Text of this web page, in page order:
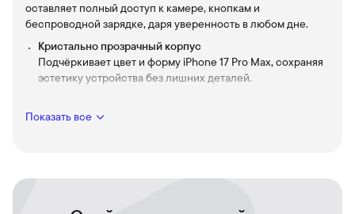
оставляет полный доступ к камере, кнопкам и
беспроводной зарядке, даря уверенность в любом дне.
Кристально прозрачный корпус
Подчёркивает цвет и форму iPhone 17 Pro Max, сохраняя
эстетику устройства без лишних деталей.
Амортизирующие края гасят ударные нагрузки и
Поддержка беспроводной зарядки
Показать все